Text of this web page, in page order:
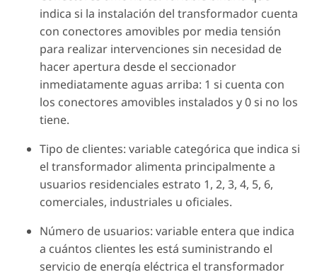
indica si la instalación del transformador cuenta
con conectores amovibles por media tensión
para realizar intervenciones sin necesidad de
hacer apertura desde el seccionador
inmediatamente aguas arriba: 1 si cuenta con
los conectores amovibles instalados y 0 si no los
tiene.
Tipo de clientes: variable categórica que indica si
el transformador alimenta principalmente a
usuarios residenciales estrato 1, 2, 3, 4, 5, 6,
comerciales, industriales u oficiales.
Número de usuarios: variable entera que indica
a cuántos clientes les está suministrando el
servicio de energía eléctrica el transformador